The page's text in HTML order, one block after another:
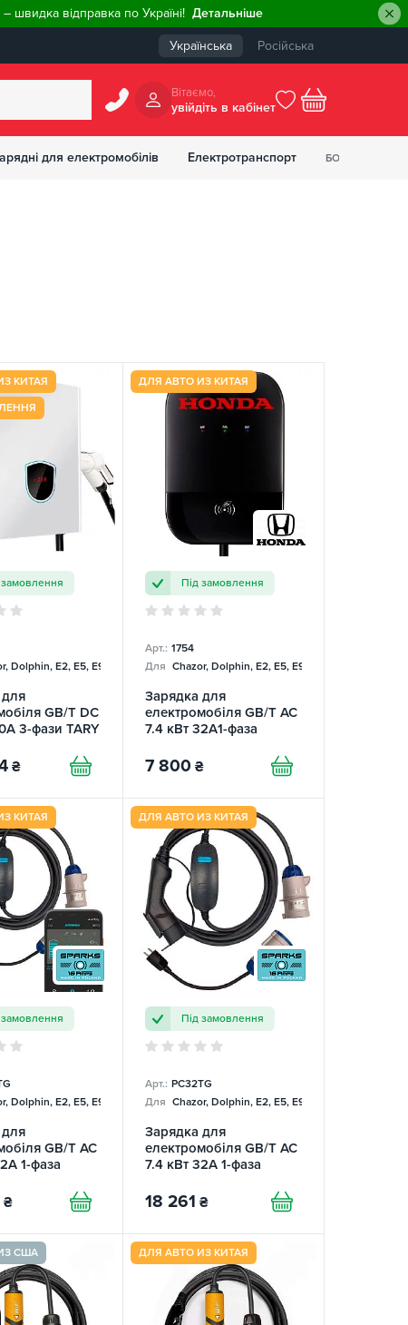
швидка відправка по Україні! Детальніше
Українська Російська
Вiтаємо,
увiйдiть в кабiнет
БОНУСІВ
для електромобілів Електротранспорт
КИТАЯ
Dolphin, E2, E5, E9, Mercedes
GB/T DC
3-фази TARY
₴
ДЛЯ АВТО ИЗ КИТАЯ
Під замовлення
Арт.: 1754
Для Chazor, Dolphin, E2, E5, E9, Mercedes
Зарядка для
електромобіля GB/T AC
7.4 кВт 32A1-фаза
7 800 ₴
КИТАЯ
Dolphin, E2, E5, E9, Mercedes
GB/T AC
1-фаза
₴
ДЛЯ АВТО ИЗ КИТАЯ
Під замовлення
Арт.: PC32TG
Для Chazor, Dolphin, E2, E5, E9, Mercedes
Зарядка для
електромобіля GB/T AC
7.4 кВт 32А 1-фаза
SPARKS
18 261 ₴
США ДЛЯ АВТО ИЗ КИТАЯ